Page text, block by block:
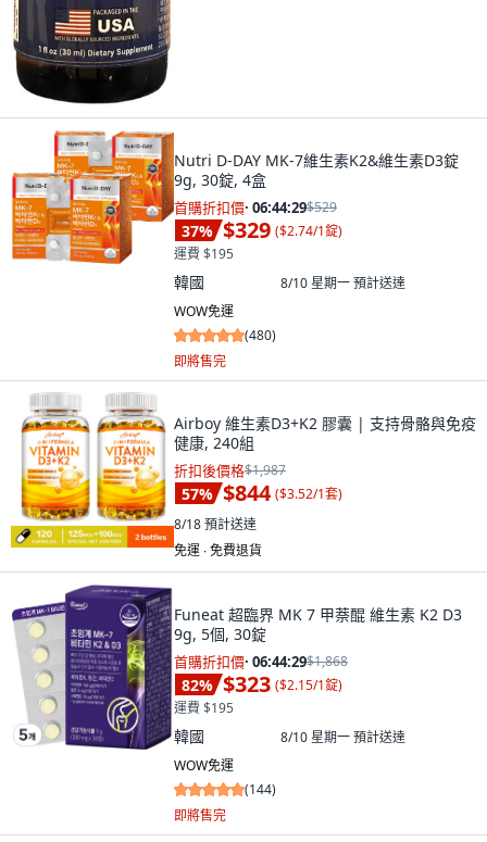
Nutri D-DAY MK-7維生素K2&維生素D3錠
9g, 30錠, 4盒
首購折扣價· 06:44:28$529
37% $329 ($2.74/1錠)
運費 $195
韓國 8/10 星期一預計送達
WOW免運
(480)
即將售完
Airboy 維生素D3+K2 膠囊 | 支持骨骼與免疫
健康, 240組
折扣後價格$1,987
57% $844 ($3.52/1套)
8/18預計送達
免運 ∙ 免費退貨
Funeat 超臨界 MK 7 甲萘醌 維生素 K2 D3
9g, 5個, 30錠
首購折扣價· 06:44:28$1,868
82% $323 ($2.15/1錠)
運費 $195
韓國 8/10 星期一預計送達
WOW免運
(144)
即將售完